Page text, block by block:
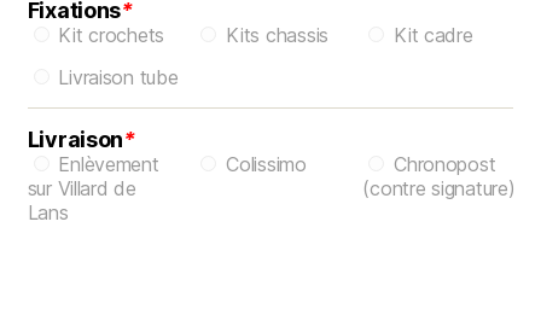
Fixations*
Kit crochets Kits chassis
Kit cadre
Livraison tube
Livraison*
Enlèvement
sur Villard de
Lans
Colissimo
Chronopost
(contre signature)